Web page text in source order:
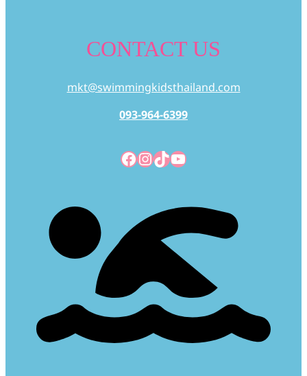
CONTACT US
mkt@swimmingkidsthailand.com
093-964-6399
Facebook
Instagram
TikTok
YouTube